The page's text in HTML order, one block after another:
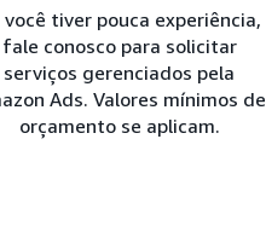
você tiver pouca experiência,
fale conosco para solicitar
serviços gerenciados pela
Ads. Valores mínimos de
orçamento se aplicam.